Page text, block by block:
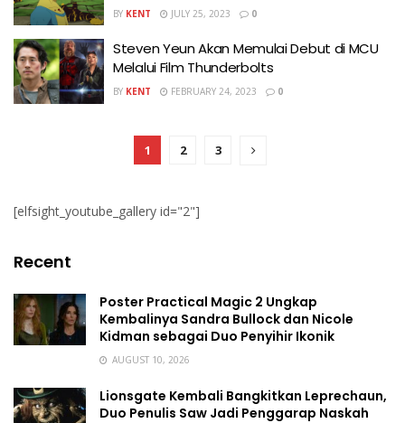
BY KENT JULY 25, 2023 0
Steven Yeun Akan Memulai Debut di MCU
Melalui Film Thunderbolts
BY KENT FEBRUARY 24, 2023 0
1 2 3
[elfsight_youtube_gallery id="2"]
Recent
Poster Practical Magic 2 Ungkap
Kembalinya Sandra Bullock dan Nicole
Kidman sebagai Duo Penyihir Ikonik
AUGUST 10, 2026
Lionsgate Kembali Bangkitkan Leprechaun,
Duo Penulis Saw Jadi Penggarap Naskah